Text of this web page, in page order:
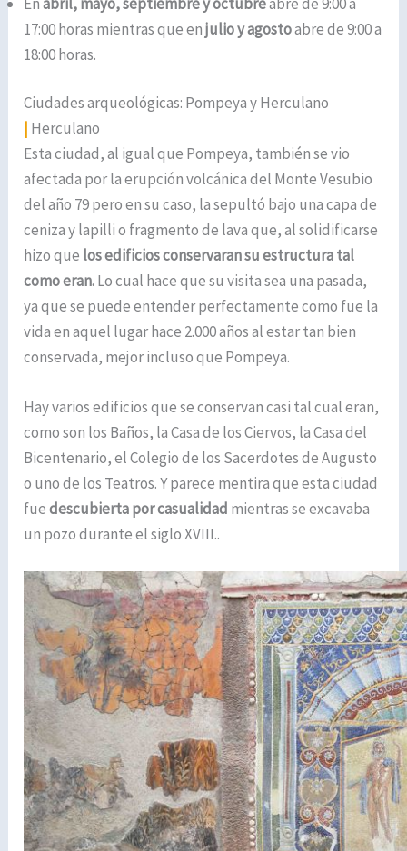
17:00 horas mientras que enjulio y agostoabre de 9:00 a
18:00 horas.
Ciudades arqueológicas: Pompeya y Herculano
| Herculano
Esta ciudad, al igual que Pompeya, también se vio
afectada por la erupción volcánica del Monte Vesubio
del año 79 pero en su caso, la sepultó bajo una capa de
ceniza y lapilli o fragmento de lava que, al solidificarse
hizo que los edificios conservaran su estructura tal
como eran.Lo cual hace que su visita sea una pasada,
ya que se puede entender perfectamente como fue la
vida en aquel lugar hace 2.000 años al estar tan bien
conservada, mejor incluso que Pompeya.
Hay varios edificios que se conservan casi tal cual eran,
como son los Baños, la Casa de los Ciervos, la Casa del
Bicentenario, el Colegio de los Sacerdotes de Augusto
o uno de los Teatros. Y parece mentira que esta ciudad
fuedescubierta por casualidad mientras se excavaba
un pozo durante el siglo XVIII..